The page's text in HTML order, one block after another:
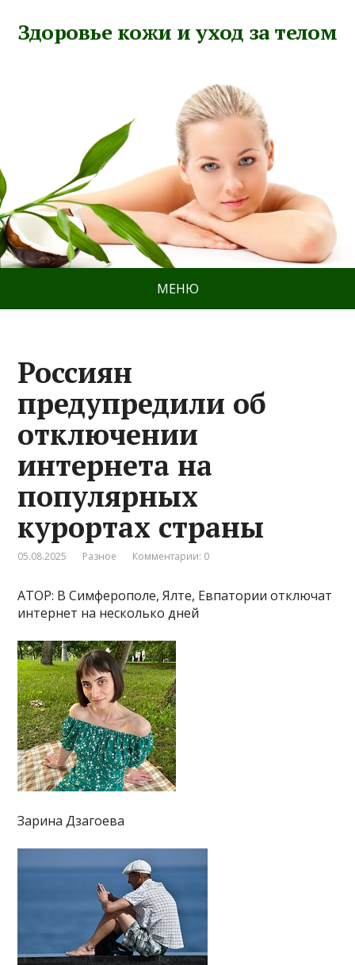
Здоровье кожи и уход за телом
МЕНЮ
Россиян
предупредили об
отключении
интернета на
популярных
курортах страны
05.08.2025 Разное Комментарии: 0
АТОР: В Симферополе, Ялте, Евпатории отключат
интернет на несколько дней
Зарина Дзагоева